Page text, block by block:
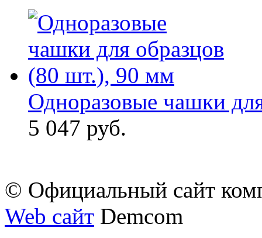
Одноразовые чашки
5 047 руб.
© Официальный сайт
Web сайт Demcom